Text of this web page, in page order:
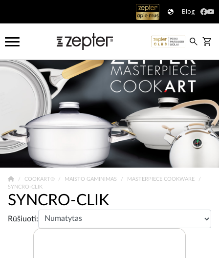
Blog
COOKART® MAISTO GAMINIMAS
MASTERPIECE COOKWARE
SYNCRO-CLIK
SYNCRO-CLIK
Rūšiuoti: